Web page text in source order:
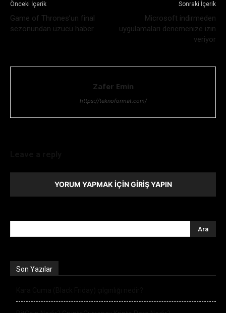
Önceki İçerik
Game of Thrones’un final
sezonundan üzücü haber
Sonraki İçerik
Microsoft indirmeden
uygulamaları denemenize izin
veriyor
Zafer Emin
https://teknoformat.com/
YORUM YAPMAK İÇIN GIRIŞ YAPIN
Son Yazılar